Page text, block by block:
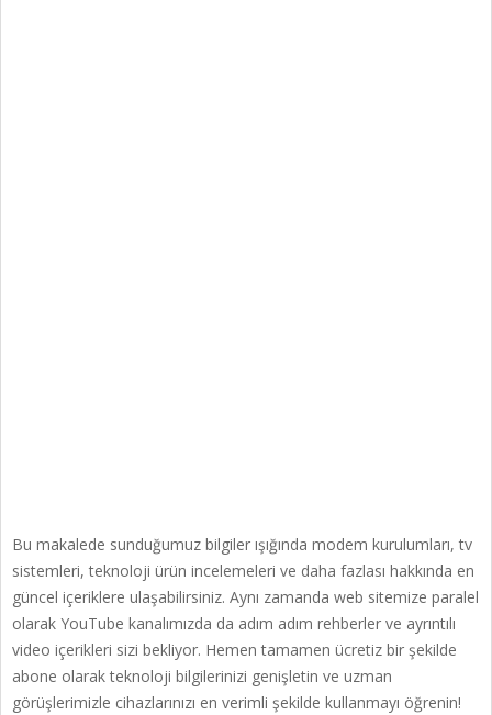
Bu makalede sunduğumuz bilgiler ışığında modem kurulumları, tv
sistemleri, teknoloji ürün incelemeleri ve daha fazlası hakkında en
güncel içeriklere ulaşabilirsiniz. Aynı zamanda web sitemize paralel
olarak YouTube kanalımızda da adım adım rehberler ve ayrıntılı
video içerikleri sizi bekliyor. Hemen tamamen ücretiz bir şekilde
abone olarak teknoloji bilgilerinizi genişletin ve uzman
görüşlerimizle cihazlarınızı en verimli şekilde kullanmayı öğrenin!